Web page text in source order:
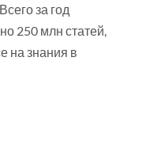
за год
250 млн статей,
на знания в